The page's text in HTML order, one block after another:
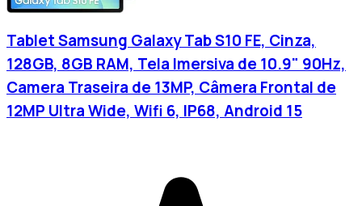
Tablet Samsung Galaxy Tab S10 FE, Cinza,
128GB, 8GB RAM, Tela Imersiva de 10.9" 90Hz,
Camera Traseira de 13MP, Câmera Frontal de
12MP Ultra Wide, Wifi 6, IP68, Android 15